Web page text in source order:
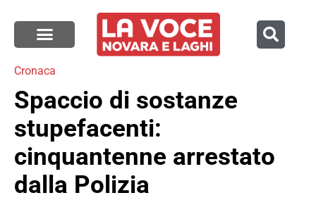
Cronaca
Spaccio di sostanze
stupefacenti:
cinquantenne arrestato
dalla Polizia